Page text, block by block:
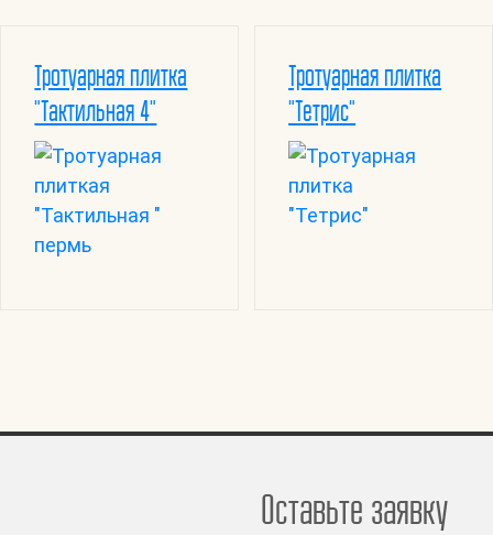
Тротуарная плитка
"Тактильная 4"
Тротуарная плитка
"Тетрис"
Оставьте заявку